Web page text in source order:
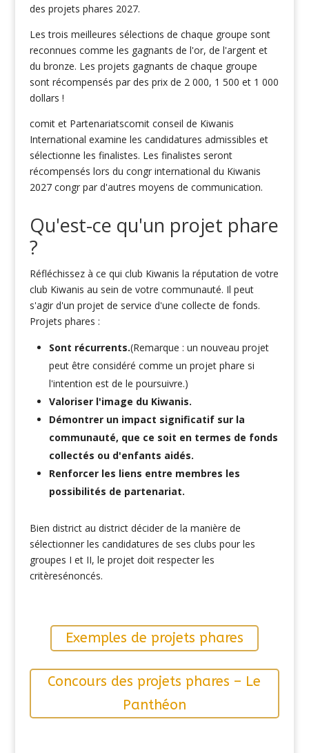
des projets phares 2027.
Les trois meilleures sélections de chaque groupe sont
reconnues comme les gagnants de l'or, de l'argent et
du bronze. Les projets gagnants de chaque groupe
sont récompensés par des prix de 2 000, 1 500 et 1 000
dollars !
comit et Partenariatscomit conseil de Kiwanis
International examine les candidatures admissibles et
sélectionne les finalistes. Les finalistes seront
récompensés lors du congr international du Kiwanis
2027 congr par d'autres moyens de communication.
Qu'est-ce qu'un projet phare
?
Réfléchissez à ce qui club Kiwanis la réputation de votre
club Kiwanis au sein de votre communauté. Il peut
s'agir d'un projet de service d'une collecte de fonds.
Projets phares :
Sont récurrents.(Remarque : un nouveau projet
peut être considéré comme un projet phare si
l'intention est de le poursuivre.)
Valoriser l'image du Kiwanis.
Démontrer un impact significatif sur la
communauté, que ce soit en termes de fonds
collectés ou d'enfants aidés.
Renforcer les liens entre membres les
possibilités de partenariat.
Bien district au district décider de la manière de
sélectionner les candidatures de ses clubs pour les
groupes I et II, le projet doit respecter les
critèresénoncés.
Exemples de projets phares
Concours des projets phares – Le
Panthéon